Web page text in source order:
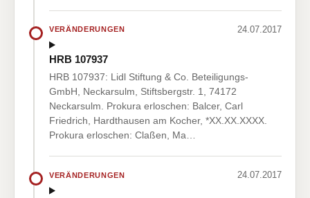
VERÄNDERUNGEN 24.07.2017
HRB 107937
HRB 107937: Lidl Stiftung & Co. Beteiligungs-
GmbH, Neckarsulm, Stiftsbergstr. 1, 74172
Neckarsulm. Prokura erloschen: Balcer, Carl
Friedrich, Hardthausen am Kocher, *XX.XX.XXXX.
Prokura erloschen: Claßen, Ma…
VERÄNDERUNGEN 24.07.2017